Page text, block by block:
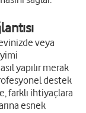
veya
yapılır merak
destek
farklı ihtiyaçlara
esnek